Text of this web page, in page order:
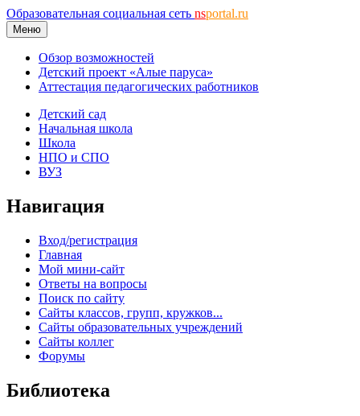
Образовательная социальная сеть nsportal.ru
Меню
Обзор возможностей
Детский проект «Алые паруса»
Аттестация педагогических работников
Детский сад
Начальная школа
Школа
НПО и СПО
ВУЗ
Навигация
Вход/регистрация
Главная
Мой мини-сайт
Ответы на вопросы
Поиск по сайту
Сайты классов, групп, кружков...
Сайты образовательных учреждений
Сайты коллег
Форумы
Библиотека